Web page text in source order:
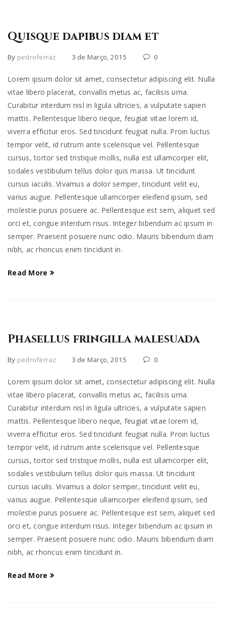
Quisque dapibus diam et
By pedroferraz 3 de Março, 2015 0
Lorem ipsum dolor sit amet, consectetur adipiscing elit. Nulla
vitae libero placerat, convallis metus ac, facilisis urna.
Curabitur interdum nisl in ligula ultricies, a vulputate sapien
mattis. Pellentesque libero neque, feugiat vitae lorem id,
viverra efficitur eros. Sed tincidunt feugiat nulla. Proin luctus
tempor velit, id rutrum ante scelerisque vel. Pellentesque
cursus, tortor sed tristique mollis, nulla est ullamcorper elit,
sodales vestibulum tellus dolor quis massa. Ut tincidunt
cursus iaculis. Vivamus a dolor semper, tincidunt velit eu,
varius augue. Pellentesque ullamcorper eleifend ipsum, sed
molestie purus posuere ac. Pellentesque est sem, aliquet sed
orci et, congue interdum risus. Integer bibendum ac ipsum in
semper. Praesent posuere nunc odio. Mauris bibendum diam
nibh, ac rhoncus enim tincidunt in.
Read More
Phasellus fringilla malesuada
By pedroferraz 3 de Março, 2015 0
Lorem ipsum dolor sit amet, consectetur adipiscing elit. Nulla
vitae libero placerat, convallis metus ac, facilisis urna.
Curabitur interdum nisl in ligula ultricies, a vulputate sapien
mattis. Pellentesque libero neque, feugiat vitae lorem id,
viverra efficitur eros. Sed tincidunt feugiat nulla. Proin luctus
tempor velit, id rutrum ante scelerisque vel. Pellentesque
cursus, tortor sed tristique mollis, nulla est ullamcorper elit,
sodales vestibulum tellus dolor quis massa. Ut tincidunt
cursus iaculis. Vivamus a dolor semper, tincidunt velit eu,
varius augue. Pellentesque ullamcorper eleifend ipsum, sed
molestie purus posuere ac. Pellentesque est sem, aliquet sed
orci et, congue interdum risus. Integer bibendum ac ipsum in
semper. Praesent posuere nunc odio. Mauris bibendum diam
nibh, ac rhoncus enim tincidunt in.
Read More